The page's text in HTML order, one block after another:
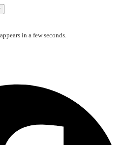
in a few seconds.